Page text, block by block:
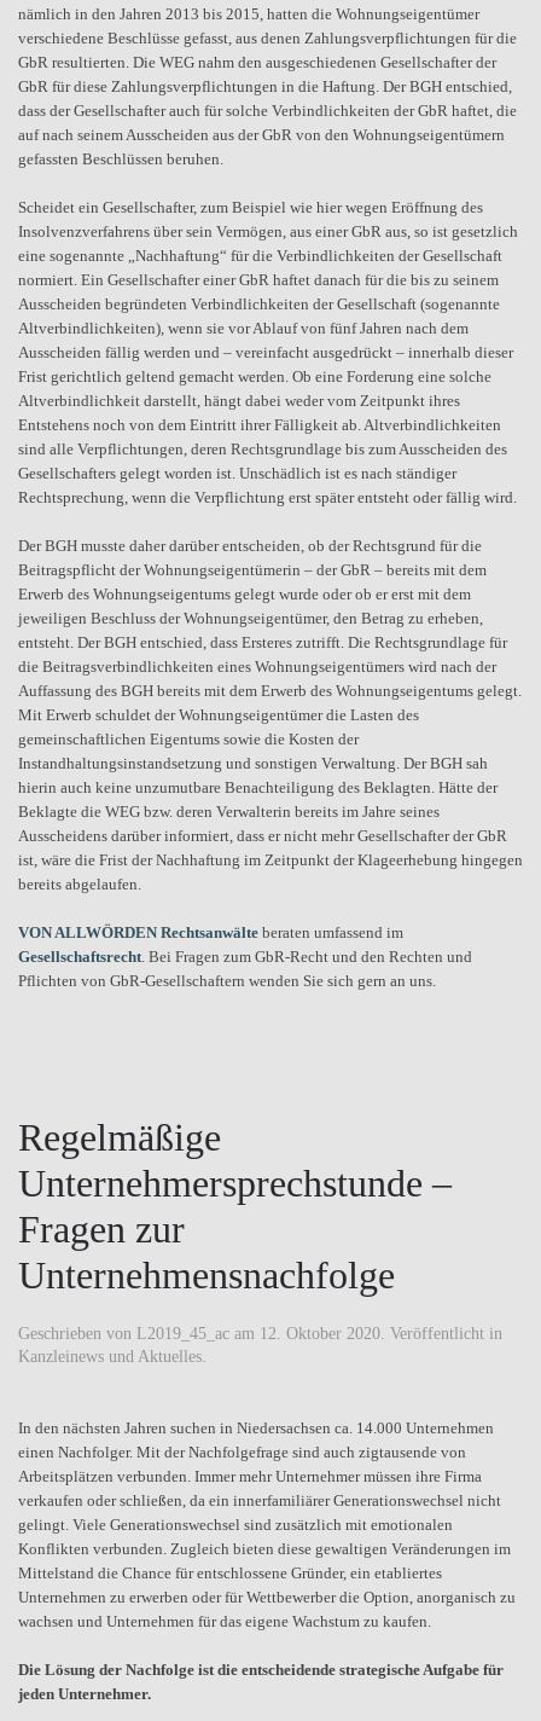
nämlich in den Jahren 2013 bis 2015, hatten die Wohnungseigentümer
verschiedene Beschlüsse gefasst, aus denen Zahlungsverpflichtungen für die
GbR resultierten. Die WEG nahm den ausgeschiedenen Gesellschafter der
GbR für diese Zahlungsverpflichtungen in die Haftung. Der BGH entschied,
dass der Gesellschafter auch für solche Verbindlichkeiten der GbR haftet, die
auf nach seinem Ausscheiden aus der GbR von den Wohnungseigentümern
gefassten Beschlüssen beruhen.
Scheidet ein Gesellschafter, zum Beispiel wie hier wegen Eröffnung des
Insolvenzverfahrens über sein Vermögen, aus einer GbR aus, so ist gesetzlich
eine sogenannte „Nachhaftung“ für die Verbindlichkeiten der Gesellschaft
normiert. Ein Gesellschafter einer GbR haftet danach für die bis zu seinem
Ausscheiden begründeten Verbindlichkeiten der Gesellschaft (sogenannte
Altverbindlichkeiten), wenn sie vor Ablauf von fünf Jahren nach dem
Ausscheiden fällig werden und – vereinfacht ausgedrückt – innerhalb dieser
Frist gerichtlich geltend gemacht werden. Ob eine Forderung eine solche
Altverbindlichkeit darstellt, hängt dabei weder vom Zeitpunkt ihres
Entstehens noch von dem Eintritt ihrer Fälligkeit ab. Altverbindlichkeiten
sind alle Verpflichtungen, deren Rechtsgrundlage bis zum Ausscheiden des
Gesellschafters gelegt worden ist. Unschädlich ist es nach ständiger
Rechtsprechung, wenn die Verpflichtung erst später entsteht oder fällig wird.
Der BGH musste daher darüber entscheiden, ob der Rechtsgrund für die
Beitragspflicht der Wohnungseigentümerin – der GbR – bereits mit dem
Erwerb des Wohnungseigentums gelegt wurde oder ob er erst mit dem
jeweiligen Beschluss der Wohnungseigentümer, den Betrag zu erheben,
entsteht. Der BGH entschied, dass Ersteres zutrifft. Die Rechtsgrundlage für
die Beitragsverbindlichkeiten eines Wohnungseigentümers wird nach der
Auffassung des BGH bereits mit dem Erwerb des Wohnungseigentums gelegt.
Mit Erwerb schuldet der Wohnungseigentümer die Lasten des
gemeinschaftlichen Eigentums sowie die Kosten der
Instandhaltungsinstandsetzung und sonstigen Verwaltung. Der BGH sah
hierin auch keine unzumutbare Benachteiligung des Beklagten. Hätte der
Beklagte die WEG bzw. deren Verwalterin bereits im Jahre seines
Ausscheidens darüber informiert, dass er nicht mehr Gesellschafter der GbR
ist, wäre die Frist der Nachhaftung im Zeitpunkt der Klageerhebung hingegen
bereits abgelaufen.
VON ALLWÖRDEN Rechtsanwälte beraten umfassend im
Gesellschaftsrecht. Bei Fragen zum GbR-Recht und den Rechten und
Pflichten von GbR-Gesellschaftern wenden Sie sich gern an uns.
Regelmäßige
Unternehmersprechstunde –
Fragen zur
Unternehmensnachfolge
Geschrieben von L2019_45_ac am 12. Oktober 2020. Veröffentlicht in
Kanzleinews und Aktuelles.
In den nächsten Jahren suchen in Niedersachsen ca. 14.000 Unternehmen
einen Nachfolger. Mit der Nachfolgefrage sind auch zigtausende von
Arbeitsplätzen verbunden. Immer mehr Unternehmer müssen ihre Firma
verkaufen oder schließen, da ein innerfamiliärer Generationswechsel nicht
gelingt. Viele Generationswechsel sind zusätzlich mit emotionalen
Konflikten verbunden. Zugleich bieten diese gewaltigen Veränderungen im
Mittelstand die Chance für entschlossene Gründer, ein etabliertes
Unternehmen zu erwerben oder für Wettbewerber die Option, anorganisch zu
wachsen und Unternehmen für das eigene Wachstum zu kaufen.
Die Lösung der Nachfolge ist die entscheidende strategische Aufgabe für
jeden Unternehmer.